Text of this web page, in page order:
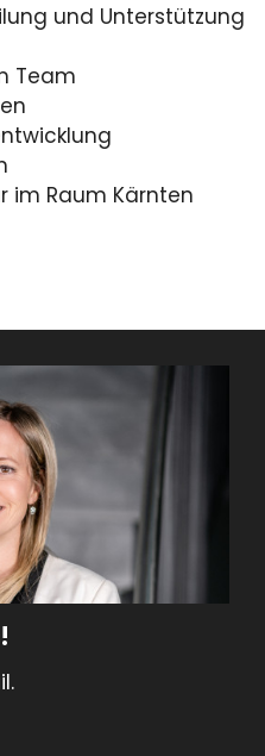
und Unterstützung
Team
im Raum Kärnten